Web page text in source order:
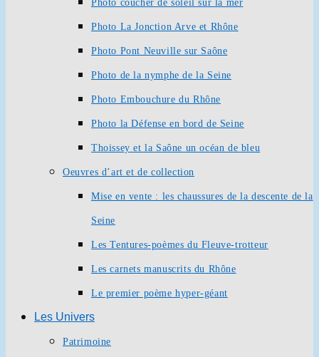
Photo coucher de soleil sur la mer
Photo La Jonction Arve et Rhône
Photo Pont Neuville sur Saône
Photo de la nymphe de la Seine
Photo Embouchure du Rhône
Photo la Défense en bord de Seine
Thoissey et la Saône un océan de bleu
Oeuvres d’art et de collection
Mise en vente : les chaussures de la descente de la
Seine
Les Tentures-poèmes du Fleuve-trotteur
Les carnets manuscrits du Rhône
Le premier poème hyper-géant
Les Univers
Patrimoine